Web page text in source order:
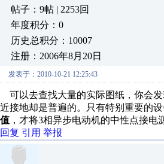
帖子：9帖 | 2253回
年度积分：0
历史总积分：10007
注册：2006年8月20日
发表于：2010-10-21 12:25:43
可以去查找大量的实际图纸，你会
近接地却是普遍的。只有特别重要的
值 ，才将3相异步电动机的中性点接电
回复 引用 举报